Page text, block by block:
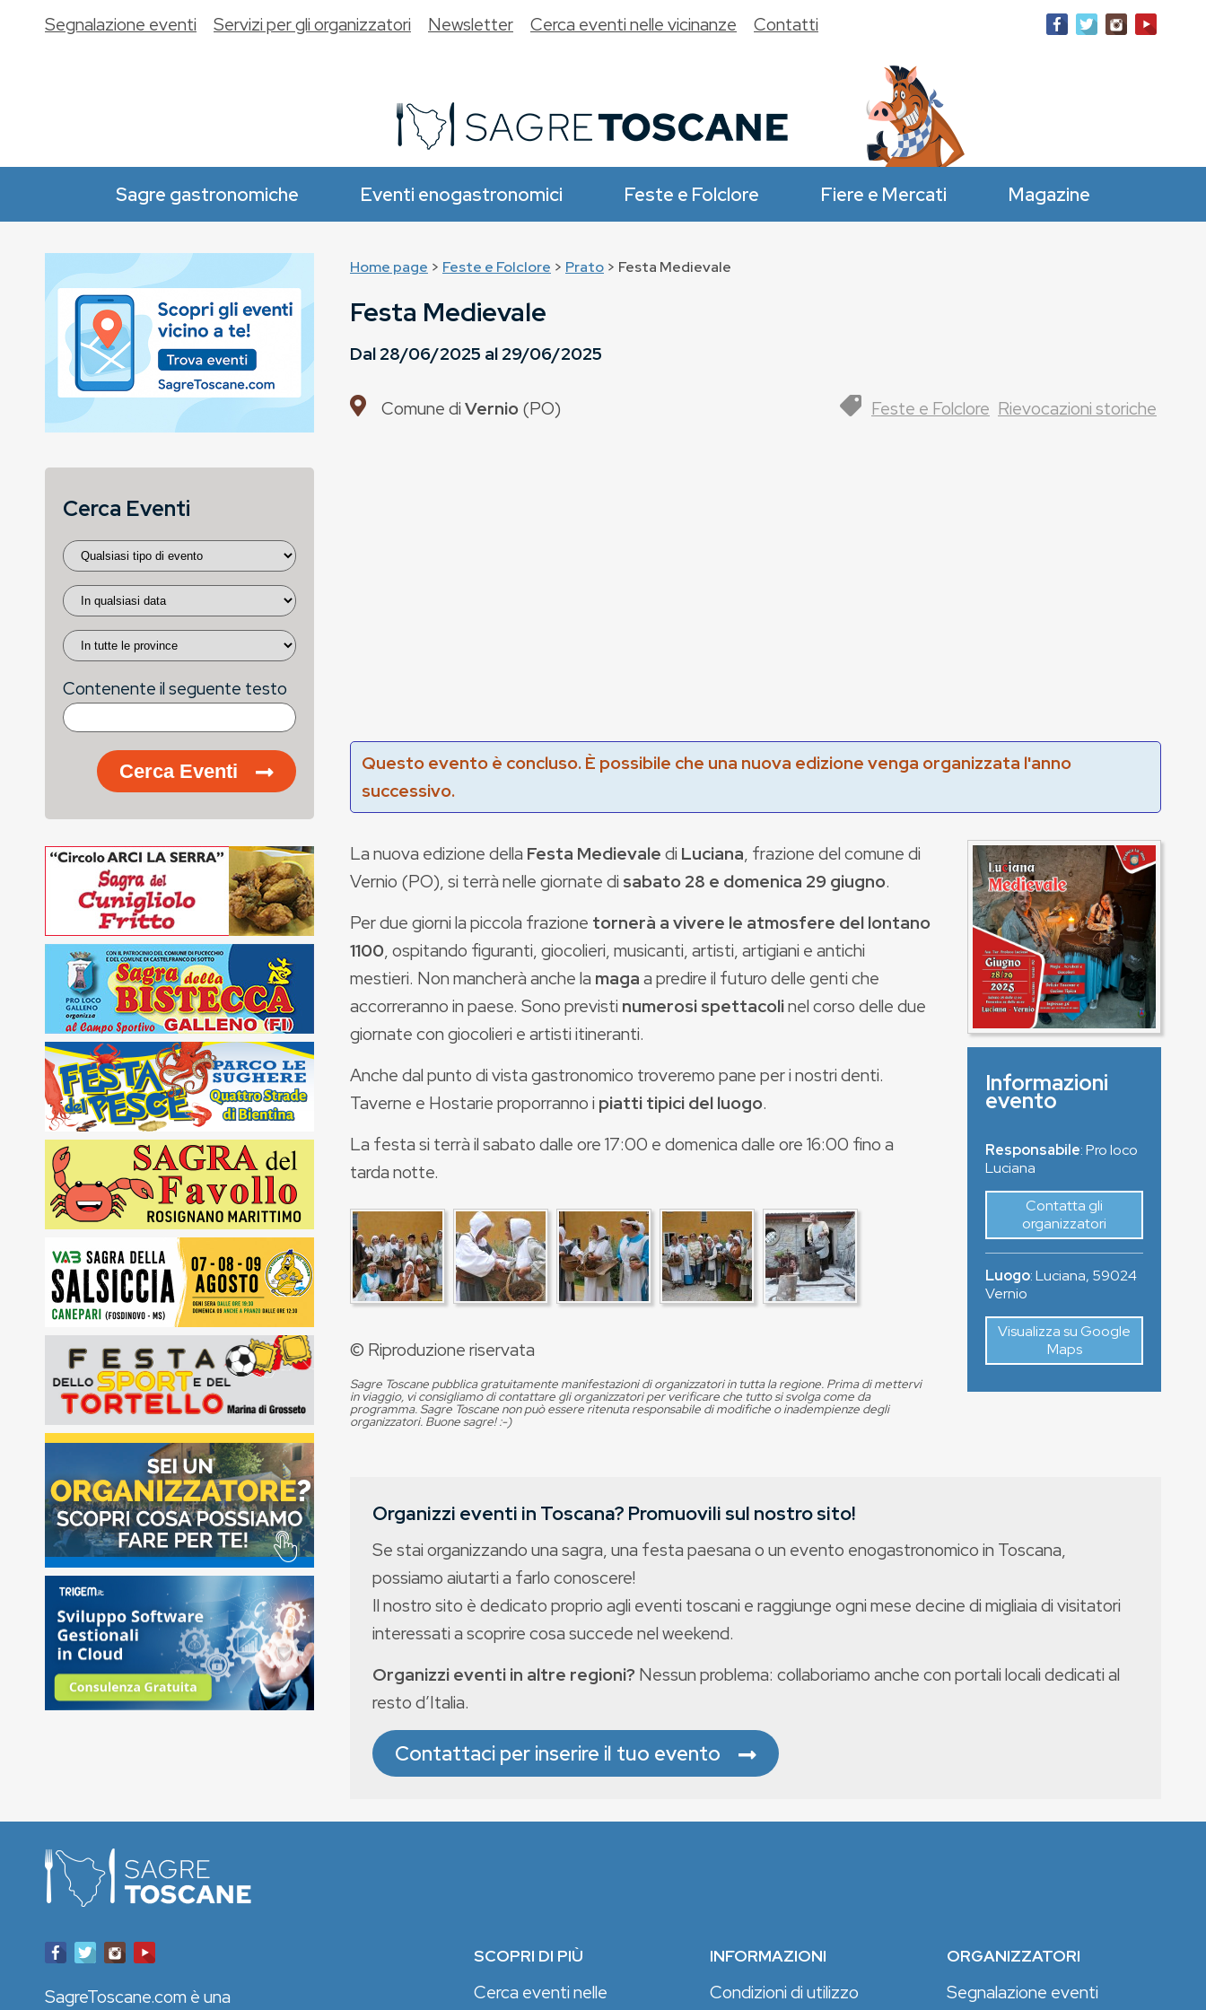
Sagre gastronomiche Eventi enogastronomici Feste e Folclore Fiere e Mercati Magazine
Segnalazione eventi Servizi per gli organizzatori Newsletter Cerca eventi nelle vicinanze Contatti
Home page > Feste e Folclore > Prato > Festa Medievale
Festa Medievale
Dal28/06/2025 al29/06/2025
Comune diVernio(PO) Feste e Folclore Rievocazioni storiche
Questo evento è concluso. È possibile che una nuova edizione venga organizzata l'anno
successivo.
La nuova edizione della Festa Medievaledi Luciana, frazione del comune di
Vernio (PO), si terrà nelle giornate di sabato 28 e domenica 29 giugno.
Per due giorni la piccola frazione tornerà a vivere le atmosfere del lontano
1100, ospitando figuranti, giocolieri, musicanti, artisti, artigiani e antichi
mestieri. Non mancherà anche la magaa predire il futuro delle genti che
accorreranno in paese. Sono previsti numerosi spettacolinel corso delle due
giornate con giocolieri e artisti itineranti.
Anche dal punto di vista gastronomico troveremo pane per i nostri denti.
Taverne e Hostarie proporranno i piatti tipici del luogo.
La festa si terrà il sabato dalle ore 17:00 e domenica dalle ore 16:00 fino a
tarda notte.
© Riproduzione riservata
Sagre Toscane pubblica gratuitamente manifestazioni di organizzatori in tutta la regione. Prima di mettervi
in viaggio, vi consigliamo di contattare gli organizzatori per verificare che tutto si svolga come da
programma. Sagre Toscane non può essere ritenuta responsabile di modifiche o inadempienze degli
organizzatori. Buone sagre! :-)
Informazioni
evento
Responsabile: Pro loco
Luciana
Contatta gli
organizzatori
Luogo:Luciana, 59024
Vernio
Visualizza su Google
Maps
Organizzi eventi in Toscana? Promuovili sul nostro sito!
Se stai organizzando una sagra, una festa paesana o un evento enogastronomico in Toscana,
possiamo aiutarti a farlo conoscere!
Il nostro sito è dedicato proprio agli eventi toscani e raggiunge ogni mese decine di migliaia di visitatori
interessati a scoprire cosa succede nel weekend.
Organizzi eventi in altre regioni? Nessun problema: collaboriamo anche con portali locali dedicati al
resto d’Italia.
Contattaci per inserire il tuo evento
Cerca Eventi
Contenente il seguente testo
Cerca Eventi
SCOPRI DI PIÙ
Cerca eventi nelle
INFORMAZIONI
Condizioni di utilizzo
ORGANIZZATORI
Segnalazione eventi
SagreToscane.com è una